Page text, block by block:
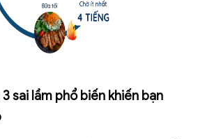
3 sai lầm phổ biến khiến bạn